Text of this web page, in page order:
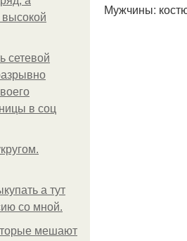
сетевой
в соц
а тут
со мной.
мешают
Мужчины: